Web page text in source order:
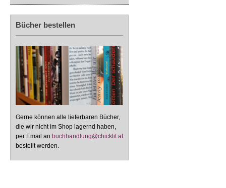
Bücher bestellen
Gerne können alle lieferbaren Bücher,
die wir nicht im Shop lagernd haben,
per Email an buchhandlung@chicklit.at
bestellt werden.